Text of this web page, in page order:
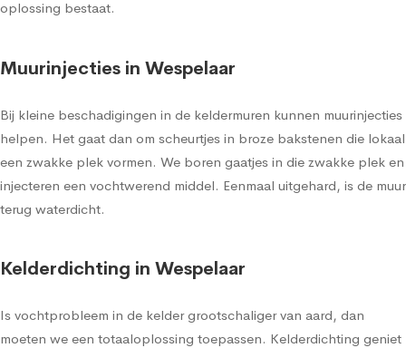
oplossing bestaat.
Muurinjecties in Wespelaar
Bij kleine beschadigingen in de keldermuren kunnen muurinjecties
helpen. Het gaat dan om scheurtjes in broze bakstenen die lokaal
een zwakke plek vormen. We boren gaatjes in die zwakke plek en
injecteren een vochtwerend middel. Eenmaal uitgehard, is de muur
terug waterdicht.
Kelderdichting in Wespelaar
Is vochtprobleem in de kelder grootschaliger van aard, dan
moeten we een totaaloplossing toepassen. Kelderdichting geniet